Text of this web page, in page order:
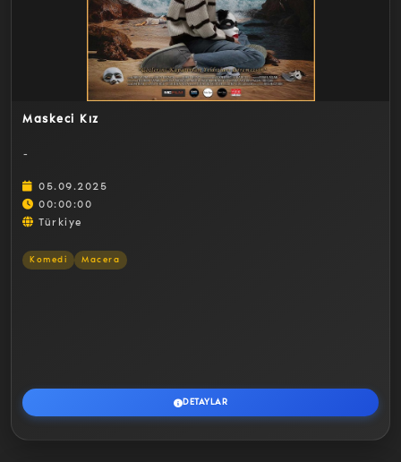
Maskeci Kız
-
05.09.2025
00:00:00
Türkiye
Komedi Macera
DETAYLAR